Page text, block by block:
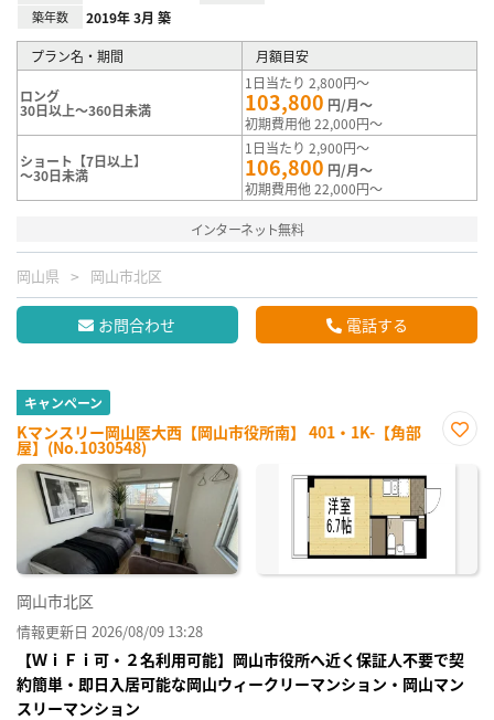
築年数 2019年 3月 築
プラン名・期間 月額目安
ロング
30日以上～360日未満
1日当たり 2,800円～
103,800 円/月～
初期費用他 22,000円～
ショート【7日以上】
～30日未満
1日当たり 2,900円～
106,800 円/月～
初期費用他 22,000円～
インターネット無料
岡山県 岡山市北区
お問合わせ 電話する
キャンペーン
Kマンスリー岡山医大西【岡山市役所南】 401・1K-【角部
屋】(No.1030548)
に入
岡山市北区
情報更新日 2026/08/09 13:28
【ＷｉＦｉ可・２名利用可能】岡山市役所へ近く保証人不要で契
約簡単・即日入居可能な岡山ウィークリーマンション・岡山マン
スリーマンション